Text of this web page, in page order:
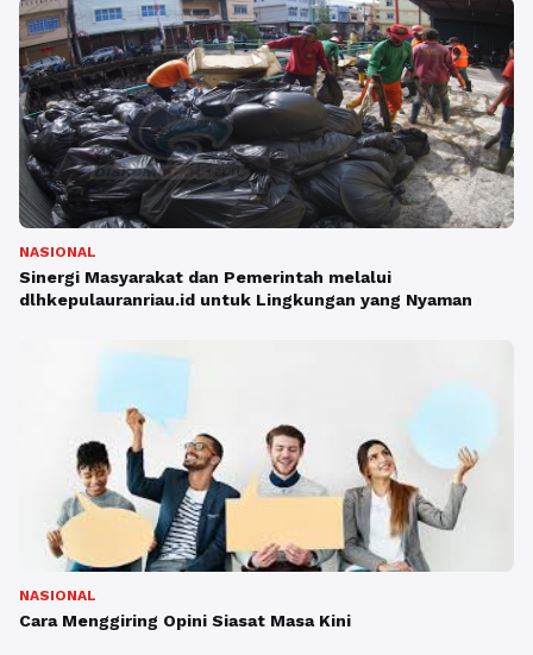
NASIONAL
Sinergi Masyarakat dan Pemerintah melalui
dlhkepulauranriau.id untuk Lingkungan yang Nyaman
NASIONAL
Cara Menggiring Opini Siasat Masa Kini